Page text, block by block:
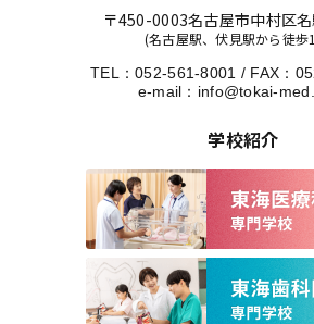
〒450-0003名古屋市中村区
(名古屋駅、伏見駅から徒歩
TEL：052-561-8001 / FAX：
e-mail： info@tokai-
学校紹介